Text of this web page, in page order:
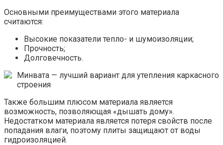
Основными преимуществами этого материала
считаются:
Высокие показатели тепло- и шумоизоляции;
Прочность;
Долговечность.
Минвата — лучший вариант для утепления каркасного
строения
Также большим плюсом материала является
возможность, позволяющая «дышать дому».
Недостатком материала является потеря свойств после
попадания влаги, поэтому плиты защищают от воды
гидроизоляцией.